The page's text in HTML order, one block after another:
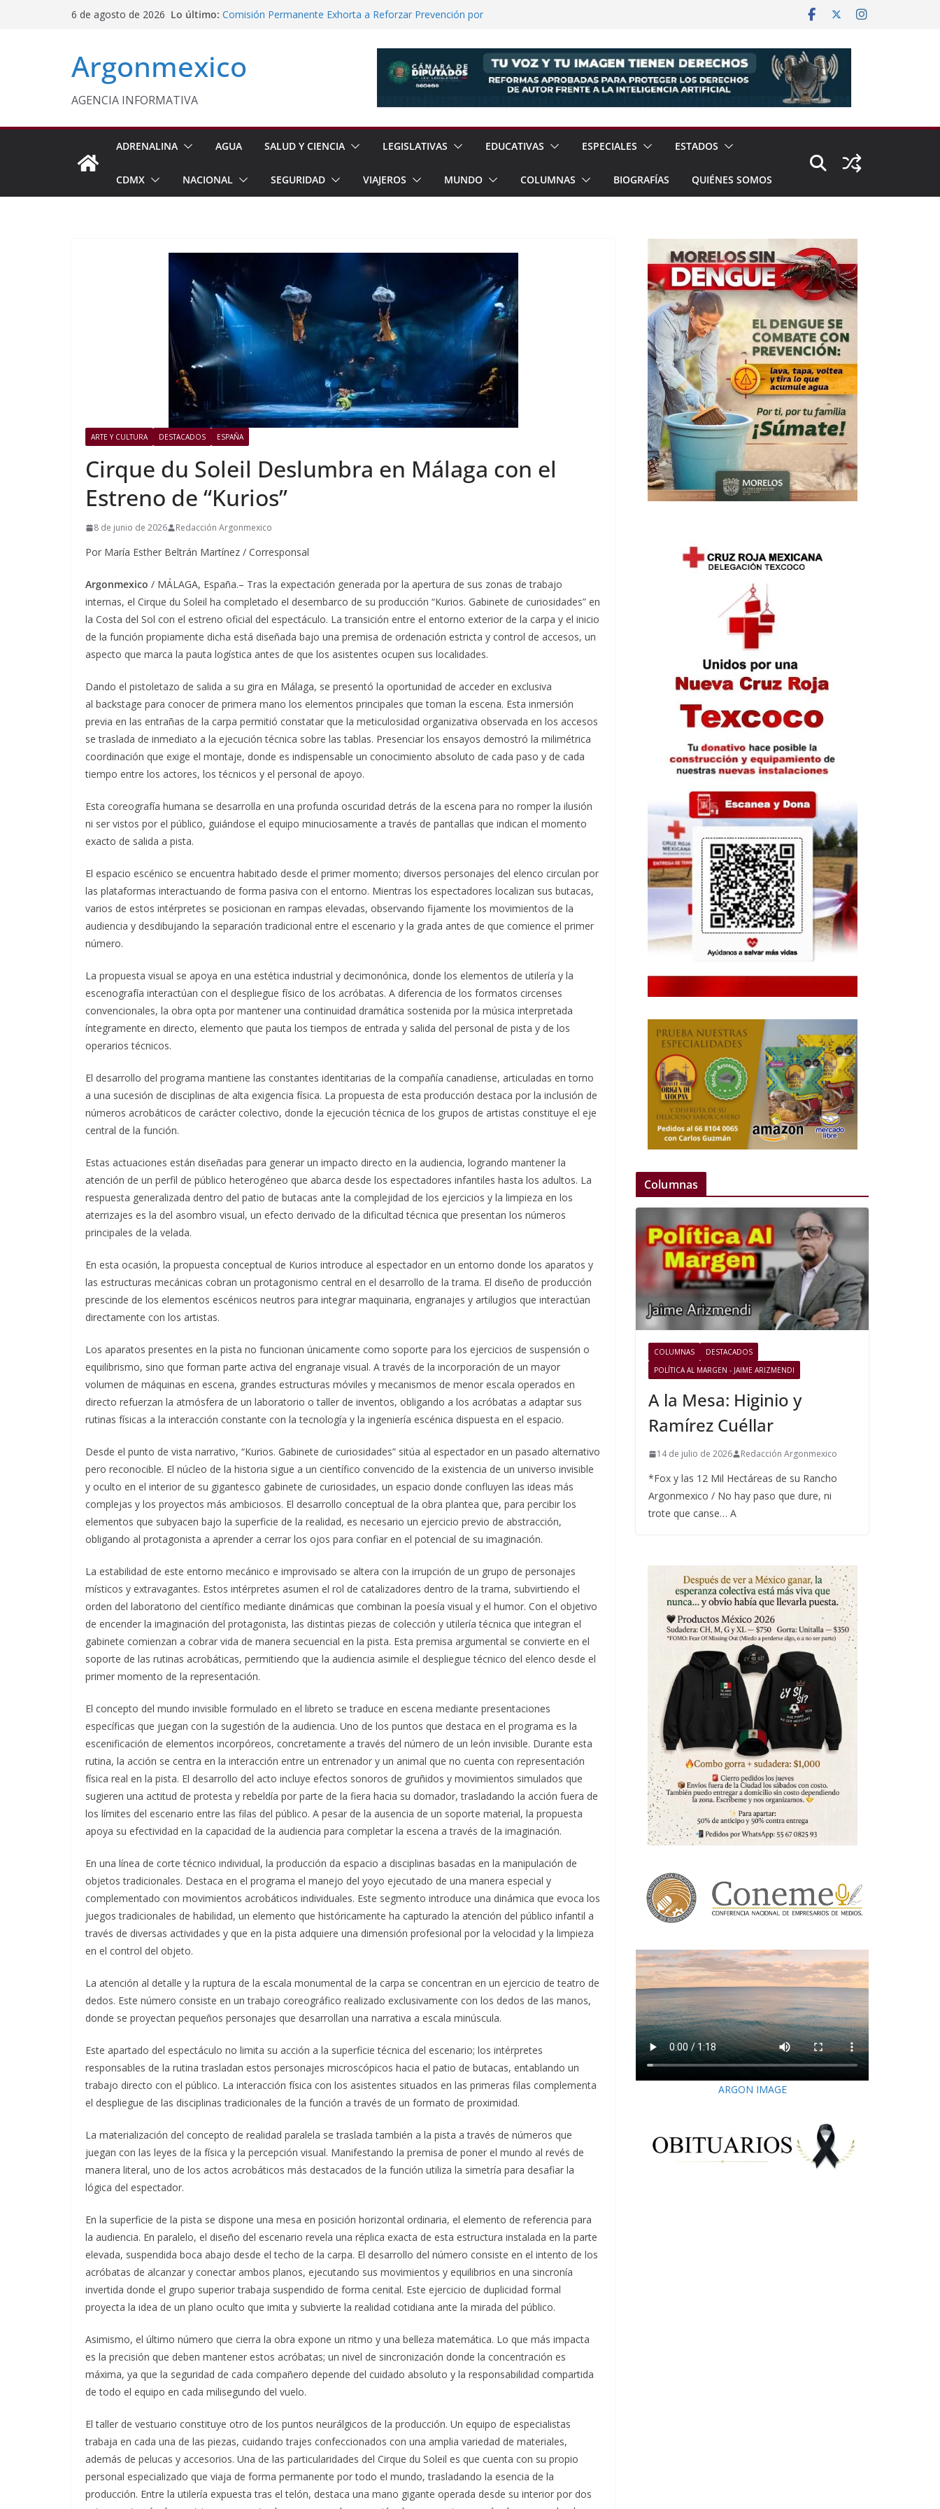
6 de agosto de 2026 Lo último: Comisión Permanente Exhorta a Reforzar Prevención por
Javier Saldaña Fortalece Aspiración con Multitudinario Evento
Reconoce ANTAD Morelos Estrategias de Seguridad de la
Siembra de 6.6 Millones de Árboles
Argonmexico
AGENCIA INFORMATIVA
ADRENALINA AGUA SALUD Y CIENCIA LEGISLATIVAS EDUCATIVAS ESPECIALES ESTADOS
CDMX NACIONAL SEGURIDAD VIAJEROS MUNDO COLUMNAS BIOGRAFÍAS QUIÉNES SOMOS
ARTE Y CULTURA DESTACADOS ESPAÑA
Cirque du Soleil Deslumbra en Málaga con el
Estreno de “Kurios”
8 de junio de 2026 Redacción Argonmexico
Por María Esther Beltrán Martínez / Corresponsal
Argonmexico / MÁLAGA, España.– Tras la expectación generada por la apertura de sus zonas de trabajo
internas, el Cirque du Soleil ha completado el desembarco de su producción “Kurios. Gabinete de curiosidades” en
la Costa del Sol con el estreno oficial del espectáculo. La transición entre el entorno exterior de la carpa y el inicio
de la función propiamente dicha está diseñada bajo una premisa de ordenación estricta y control de accesos, un
aspecto que marca la pauta logística antes de que los asistentes ocupen sus localidades.
Dando el pistoletazo de salida a su gira en Málaga, se presentó la oportunidad de acceder en exclusiva
al backstage para conocer de primera mano los elementos principales que toman la escena. Esta inmersión
previa en las entrañas de la carpa permitió constatar que la meticulosidad organizativa observada en los accesos
se traslada de inmediato a la ejecución técnica sobre las tablas. Presenciar los ensayos demostró la milimétrica
coordinación que exige el montaje, donde es indispensable un conocimiento absoluto de cada paso y de cada
tiempo entre los actores, los técnicos y el personal de apoyo.
Esta coreografía humana se desarrolla en una profunda oscuridad detrás de la escena para no romper la ilusión
ni ser vistos por el público, guiándose el equipo minuciosamente a través de pantallas que indican el momento
exacto de salida a pista.
El espacio escénico se encuentra habitado desde el primer momento; diversos personajes del elenco circulan por
las plataformas interactuando de forma pasiva con el entorno. Mientras los espectadores localizan sus butacas,
varios de estos intérpretes se posicionan en rampas elevadas, observando fijamente los movimientos de la
audiencia y desdibujando la separación tradicional entre el escenario y la grada antes de que comience el primer
número.
La propuesta visual se apoya en una estética industrial y decimonónica, donde los elementos de utilería y la
escenografía interactúan con el despliegue físico de los acróbatas. A diferencia de los formatos circenses
convencionales, la obra opta por mantener una continuidad dramática sostenida por la música interpretada
íntegramente en directo, elemento que pauta los tiempos de entrada y salida del personal de pista y de los
operarios técnicos.
El desarrollo del programa mantiene las constantes identitarias de la compañía canadiense, articuladas en torno
a una sucesión de disciplinas de alta exigencia física. La propuesta de esta producción destaca por la inclusión de
números acrobáticos de carácter colectivo, donde la ejecución técnica de los grupos de artistas constituye el eje
central de la función.
Estas actuaciones están diseñadas para generar un impacto directo en la audiencia, logrando mantener la
atención de un perfil de público heterogéneo que abarca desde los espectadores infantiles hasta los adultos. La
respuesta generalizada dentro del patio de butacas ante la complejidad de los ejercicios y la limpieza en los
aterrizajes es la del asombro visual, un efecto derivado de la dificultad técnica que presentan los números
principales de la velada.
En esta ocasión, la propuesta conceptual de Kurios introduce al espectador en un entorno donde los aparatos y
las estructuras mecánicas cobran un protagonismo central en el desarrollo de la trama. El diseño de producción
prescinde de los elementos escénicos neutros para integrar maquinaria, engranajes y artilugios que interactúan
directamente con los artistas.
Los aparatos presentes en la pista no funcionan únicamente como soporte para los ejercicios de suspensión o
equilibrismo, sino que forman parte activa del engranaje visual. A través de la incorporación de un mayor
volumen de máquinas en escena, grandes estructuras móviles y mecanismos de menor escala operados en
directo refuerzan la atmósfera de un laboratorio o taller de inventos, obligando a los acróbatas a adaptar sus
rutinas físicas a la interacción constante con la tecnología y la ingeniería escénica dispuesta en el espacio.
Desde el punto de vista narrativo, “Kurios. Gabinete de curiosidades” sitúa al espectador en un pasado alternativo
pero reconocible. El núcleo de la historia sigue a un científico convencido de la existencia de un universo invisible
y oculto en el interior de su gigantesco gabinete de curiosidades, un espacio donde confluyen las ideas más
complejas y los proyectos más ambiciosos. El desarrollo conceptual de la obra plantea que, para percibir los
elementos que subyacen bajo la superficie de la realidad, es necesario un ejercicio previo de abstracción,
obligando al protagonista a aprender a cerrar los ojos para confiar en el potencial de su imaginación.
La estabilidad de este entorno mecánico e improvisado se altera con la irrupción de un grupo de personajes
místicos y extravagantes. Estos intérpretes asumen el rol de catalizadores dentro de la trama, subvirtiendo el
orden del laboratorio del científico mediante dinámicas que combinan la poesía visual y el humor. Con el objetivo
de encender la imaginación del protagonista, las distintas piezas de colección y utilería técnica que integran el
gabinete comienzan a cobrar vida de manera secuencial en la pista. Esta premisa argumental se convierte en el
soporte de las rutinas acrobáticas, permitiendo que la audiencia asimile el despliegue técnico del elenco desde el
primer momento de la representación.
El concepto del mundo invisible formulado en el libreto se traduce en escena mediante presentaciones
específicas que juegan con la sugestión de la audiencia. Uno de los puntos que destaca en el programa es la
escenificación de elementos incorpóreos, concretamente a través del número de un león invisible. Durante esta
rutina, la acción se centra en la interacción entre un entrenador y un animal que no cuenta con representación
física real en la pista. El desarrollo del acto incluye efectos sonoros de gruñidos y movimientos simulados que
sugieren una actitud de protesta y rebeldía por parte de la fiera hacia su domador, trasladando la acción fuera de
los límites del escenario entre las filas del público. A pesar de la ausencia de un soporte material, la propuesta
apoya su efectividad en la capacidad de la audiencia para completar la escena a través de la imaginación.
En una línea de corte técnico individual, la producción da espacio a disciplinas basadas en la manipulación de
objetos tradicionales. Destaca en el programa el manejo del yoyo ejecutado de una manera especial y
complementado con movimientos acrobáticos individuales. Este segmento introduce una dinámica que evoca los
juegos tradicionales de habilidad, un elemento que históricamente ha capturado la atención del público infantil a
través de diversas actividades y que en la pista adquiere una dimensión profesional por la velocidad y la limpieza
en el control del objeto.
La atención al detalle y la ruptura de la escala monumental de la carpa se concentran en un ejercicio de teatro de
dedos. Este número consiste en un trabajo coreográfico realizado exclusivamente con los dedos de las manos,
donde se proyectan pequeños personajes que desarrollan una narrativa a escala minúscula.
Este apartado del espectáculo no limita su acción a la superficie técnica del escenario; los intérpretes
responsables de la rutina trasladan estos personajes microscópicos hacia el patio de butacas, entablando un
trabajo directo con el público. La interacción física con los asistentes situados en las primeras filas complementa
el despliegue de las disciplinas tradicionales de la función a través de un formato de proximidad.
La materialización del concepto de realidad paralela se traslada también a la pista a través de números que
juegan con las leyes de la física y la percepción visual. Manifestando la premisa de poner el mundo al revés de
manera literal, uno de los actos acrobáticos más destacados de la función utiliza la simetría para desafiar la
lógica del espectador.
En la superficie de la pista se dispone una mesa en posición horizontal ordinaria, el elemento de referencia para
la audiencia. En paralelo, el diseño del escenario revela una réplica exacta de esta estructura instalada en la parte
elevada, suspendida boca abajo desde el techo de la carpa. El desarrollo del número consiste en el intento de los
acróbatas de alcanzar y conectar ambos planos, ejecutando sus movimientos y equilibrios en una sincronía
invertida donde el grupo superior trabaja suspendido de forma cenital. Este ejercicio de duplicidad formal
proyecta la idea de un plano oculto que imita y subvierte la realidad cotidiana ante la mirada del público.
Asimismo, el último número que cierra la obra expone un ritmo y una belleza matemática. Lo que más impacta
es la precisión que deben mantener estos acróbatas; un nivel de sincronización donde la concentración es
máxima, ya que la seguridad de cada compañero depende del cuidado absoluto y la responsabilidad compartida
de todo el equipo en cada milisegundo del vuelo.
El taller de vestuario constituye otro de los puntos neurálgicos de la producción. Un equipo de especialistas
trabaja en cada una de las piezas, cuidando trajes confeccionados con una amplia variedad de materiales,
además de pelucas y accesorios. Una de las particularidades del Cirque du Soleil es que cuenta con su propio
personal especializado que viaja de forma permanente por todo el mundo, trasladando la esencia de la
producción. Entre la utilería expuesta tras el telón, destaca una mano gigante operada desde su interior por dos
Columnas
COLUMNAS
DESTACADOS
POLÍTICA AL MARGEN - JAIME ARIZMENDI
A la Mesa: Higinio y
Ramírez Cuéllar
14 de julio de 2026 Redacción Argonmexico
*Fox y las 12 Mil Hectáreas de su Rancho
Argonmexico / No hay paso que dure, ni
trote que canse… A
ARGON IMAGE